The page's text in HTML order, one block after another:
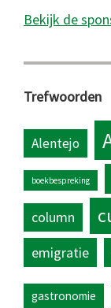
Bekijk de
Trefwoorden
Alentejo
boekbespreking
column
emigratie
gastronomie